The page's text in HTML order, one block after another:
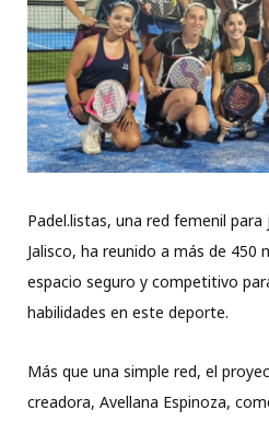
Padel.listas, una red femenil
Jalisco, ha reunido a más de 450
espacio seguro y competitivo
habilidades en este deporte.
Más que una simple red, el
creadora, Avellana Espinoza,